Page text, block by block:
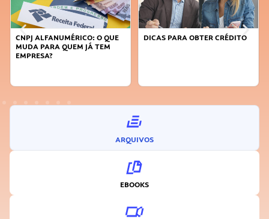
CNPJ ALFANUMÉRICO: O QUE
MUDA PARA QUEM JÁ TEM
EMPRESA?
DICAS PARA OBTER CRÉDITO
ARQUIVOS
EBOOKS